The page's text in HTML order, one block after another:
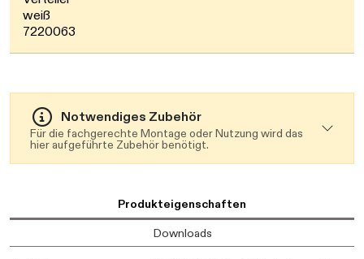
weiß
7220063
Notwendiges Zubehör
Für die fachgerechte Montage oder Nutzung wird das
hier aufgeführte Zubehör benötigt.
Produkteigenschaften
Downloads